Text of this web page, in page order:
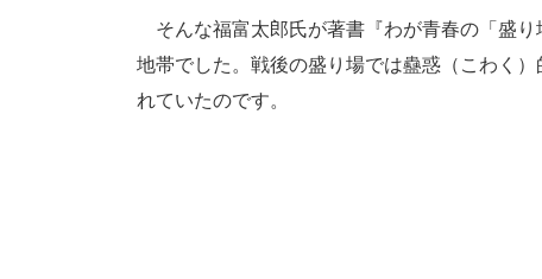
そんな福富太郎氏が著書『わが青春の「盛
地帯でした。戦後の盛り場では蠱惑（こわく
れていたのです。